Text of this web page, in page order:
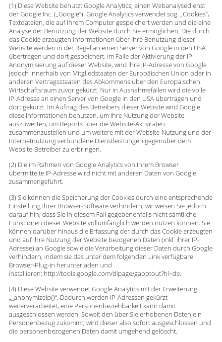
(1) Diese Website benutzt Google Analytics, einen Webanalysedienst
der Google Inc. („Google“). Google Analytics verwendet sog. „Cookies“,
Textdateien, die auf Ihrem Computer gespeichert werden und die eine
Analyse der Benutzung der Website durch Sie ermöglichen. Die durch
das Cookie erzeugten Informationen über Ihre Benutzung dieser
Website werden in der Regel an einen Server von Google in den USA
übertragen und dort gespeichert. Im Falle der Aktivierung der IP-
Anonymisierung auf dieser Website, wird Ihre IP-Adresse von Google
jedoch innerhalb von Mitgliedstaaten der Europäischen Union oder in
anderen Vertragsstaaten des Abkommens über den Europäischen
Wirtschaftsraum zuvor gekürzt. Nur in Ausnahmefällen wird die volle
IP-Adresse an einen Server von Google in den USA übertragen und
dort gekürzt. Im Auftrag des Betreibers dieser Website wird Google
diese Informationen benutzen, um Ihre Nutzung der Website
auszuwerten, um Reports über die Website-Aktivitäten
zusammenzustellen und um weitere mit der Website-Nutzung und der
Internetnutzung verbundene Dienstleistungen gegenüber dem
Website-Betreiber zu erbringen.
(2) Die im Rahmen von Google Analytics von Ihrem Browser
übermittelte IP-Adresse wird nicht mit anderen Daten von Google
zusammengeführt.
(3) Sie können die Speicherung der Cookies durch eine entsprechende
Einstellung Ihrer Browser-Software verhindern; wir weisen Sie jedoch
darauf hin, dass Sie in diesem Fall gegebenenfalls nicht sämtliche
Funktionen dieser Website vollumfänglich werden nutzen können. Sie
können darüber hinaus die Erfassung der durch das Cookie erzeugten
und auf Ihre Nutzung der Website bezogenen Daten (inkl. Ihrer IP-
Adresse) an Google sowie die Verarbeitung dieser Daten durch Google
verhindern, indem sie das unter dem folgenden Link verfügbare
Browser-Plug-in herunterladen und
installieren: http://tools.google.com/dlpage/gaoptout?hl=de.
(4) Diese Website verwendet Google Analytics mit der Erweiterung
„_anonymizeIp()“. Dadurch werden IP-Adressen gekürzt
weiterverarbeitet, eine Personenbeziehbarkeit kann damit
ausgeschlossen werden. Soweit den über Sie erhobenen Daten ein
Personenbezug zukommt, wird dieser also sofort ausgeschlossen und
die personenbezogenen Daten damit umgehend gelöscht.